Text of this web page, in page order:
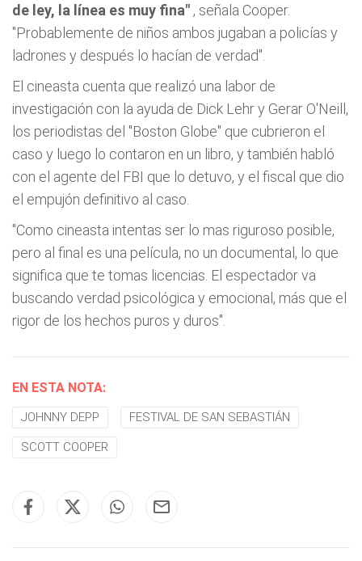
de ley, la línea es muy fina" , señala Cooper.
"Probablemente de niños ambos jugaban a policías y
ladrones y después lo hacían de verdad".
El cineasta cuenta que realizó una labor de
investigación con la ayuda de Dick Lehr y Gerar O'Neill,
los periodistas del "Boston Globe" que cubrieron el
caso y luego lo contaron en un libro, y también habló
con el agente del FBI que lo detuvo, y el fiscal que dio
el empujón definitivo al caso.
"Como cineasta intentas ser lo mas riguroso posible,
pero al final es una película, no un documental, lo que
significa que te tomas licencias. El espectador va
buscando verdad psicológica y emocional, más que el
rigor de los hechos puros y duros".
EN ESTA NOTA:
JOHNNY DEPP FESTIVAL DE SAN SEBASTIÁN
SCOTT COOPER